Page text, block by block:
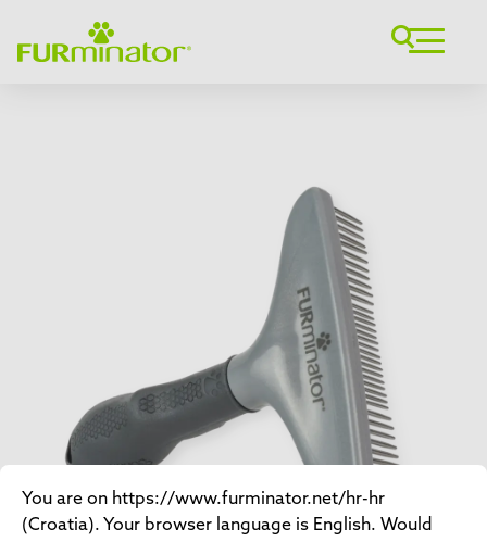
You are on https://www.furminator.net/hr-hr
(Croatia). Your browser language is English. Would